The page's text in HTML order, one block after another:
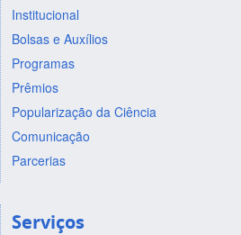
Institucional
Bolsas e Auxílios
Programas
Prêmios
Popularização da Ciência
Comunicação
Parcerias
Serviços